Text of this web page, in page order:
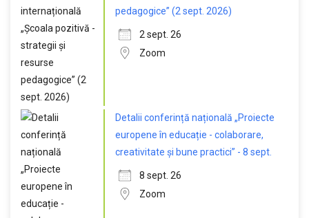
pedagogice” (2 sept. 2026)
2 sept. 26
Zoom
Detalii conferință națională „Proiecte
europene în educație - colaborare,
creativitate și bune practici” - 8 sept.
8 sept. 26
Zoom